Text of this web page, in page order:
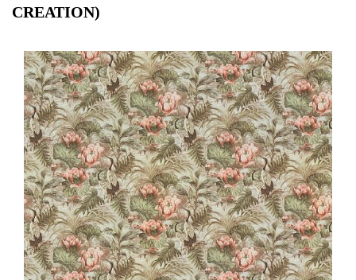
CREATION)